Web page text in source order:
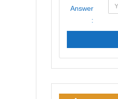
Answer
: